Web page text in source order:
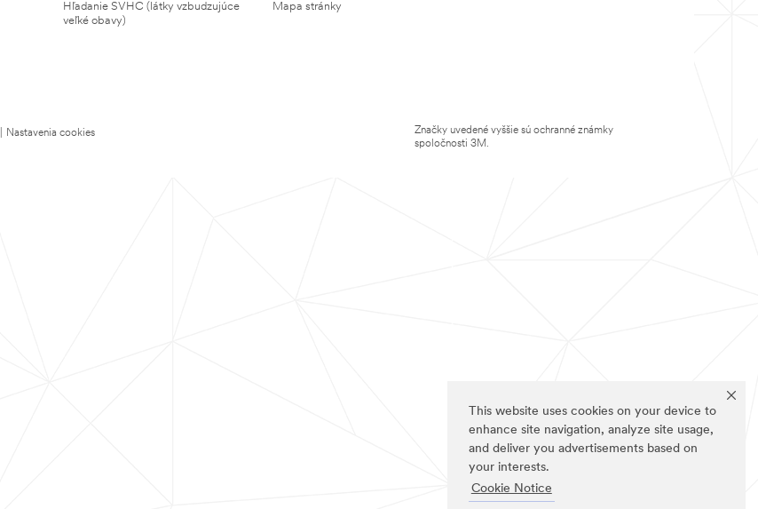
This website uses cookies on your device to
enhance site navigation, analyze site usage,
and deliver you advertisements based on
your interests.
Cookie Notice
Hľadanie SVHC (látky vzbudzujúce
veľké obavy)
Mapa stránky
Nastavenia cookies
Značky uvedené vyššie sú ochranné známky
spoločnosti 3M.